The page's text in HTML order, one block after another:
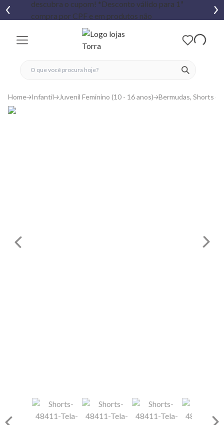
ver
fechar menu
fechar menu
favoritos
Home Infantil Juvenil Feminino (10 - 16 anos) Bermudas, Shorts e